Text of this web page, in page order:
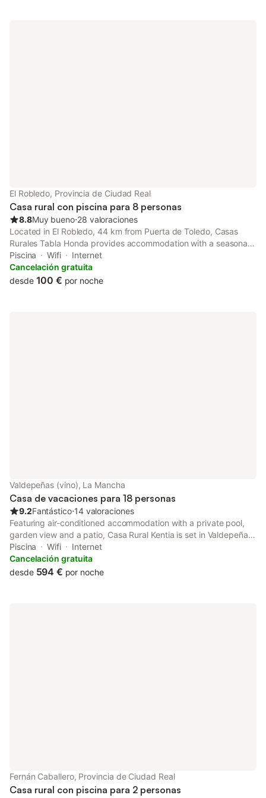
El Robledo, Provincia de Ciudad Real
Casa rural con piscina para 8 personas
8.8Muy bueno⋅28 valoraciones
Located in El Robledo, 44 km from Puerta de Toledo, Casas
Rurales Tabla Honda provides accommodation with a seasonal
outdoor swimming pool, free private parking, a garden and a
terrace.
Piscina Wifi
Internet
Cancelación gratuita
desde 100 € por noche
Valdepeñas (vino), La Mancha
Casa de vacaciones para 18 personas
9.2Fantástico⋅14 valoraciones
Featuring air-conditioned accommodation with a private pool,
garden view and a patio, Casa Rural Kentia is set in Valdepeñas.
Boasting a shared kitchen, this property also provides guests
with a picnic area.
Piscina Wifi
Internet
Cancelación gratuita
desde 594 € por noche
Fernán Caballero, Provincia de Ciudad Real
Casa rural con piscina para 2 personas